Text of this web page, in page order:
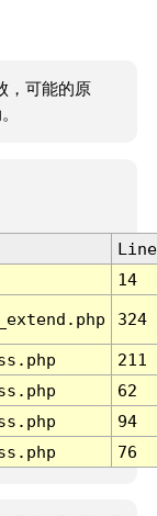
，可能的原
Line
14
324
211
62
94
76